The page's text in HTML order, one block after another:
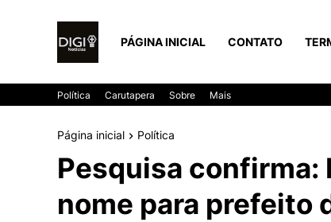
PÁGINA INICIAL CONTATO
Política Carutapera Sobre Mais
Página inicial Política
Pesquisa confirma:
nome para prefeito